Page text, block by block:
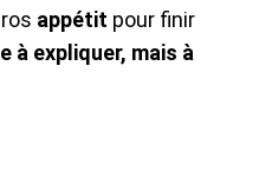
appétit pour finir
à expliquer, mais à